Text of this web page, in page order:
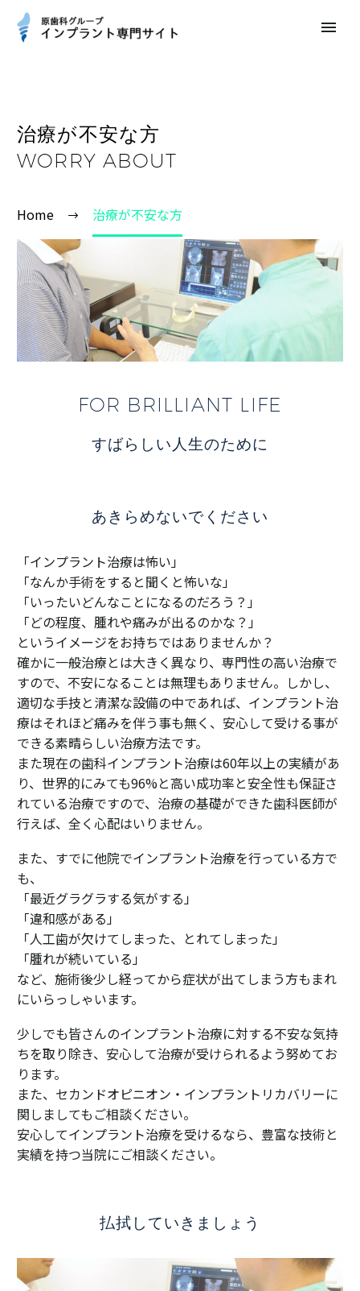
治療が不安な方
WORRY ABOUT
Home 治療が不安な方
FOR BRILLIANT LIFE
すばらしい人生のために
あきらめないでください
「インプラント治療は怖い」
「なんか手術をすると聞くと怖いな」
「いったいどんなことになるのだろう？」
「どの程度、腫れや痛みが出るのかな？」
というイメージをお持ちではありませんか？
確かに一般治療とは大きく異なり、専門性の高い治療で
すので、不安になることは無理もありません。しかし、
適切な手技と清潔な設備の中であれば、インプラント治
療はそれほど痛みを伴う事も無く、安心して受ける事が
できる素晴らしい治療方法です。
また現在の歯科インプラント治療は60年以上の実績があ
り、世界的にみても96%と高い成功率と安全性も保証さ
れている治療ですので、治療の基礎ができた歯科医師が
行えば、全く心配はいりません。
また、すでに他院でインプラント治療を行っている方で
も、
「最近グラグラする気がする」
「違和感がある」
「人工歯が欠けてしまった、とれてしまった」
「腫れが続いている」
など、施術後少し経ってから症状が出てしまう方もまれ
にいらっしゃいます。
少しでも皆さんのインプラント治療に対する不安な気持
ちを取り除き、安心して治療が受けられるよう努めてお
ります。
また、セカンドオピニオン・インプラントリカバリーに
関しましてもご相談ください。
安心してインプラント治療を受けるなら、豊富な技術と
実績を持つ当院にご相談ください。
払拭していきましょう